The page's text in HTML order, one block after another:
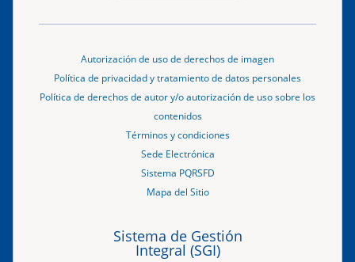
Autorización de uso de derechos de imagen
Política de privacidad y tratamiento de datos personales
Política de derechos de autor y/o autorización de uso sobre los
contenidos
Términos y condiciones
Sede Electrónica
Sistema PQRSFD
Mapa del Sitio
Sistema de Gestión
Integral (SGI)